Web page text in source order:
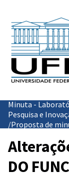
Minuta -
Pesquisa e
/Proposta de
DO